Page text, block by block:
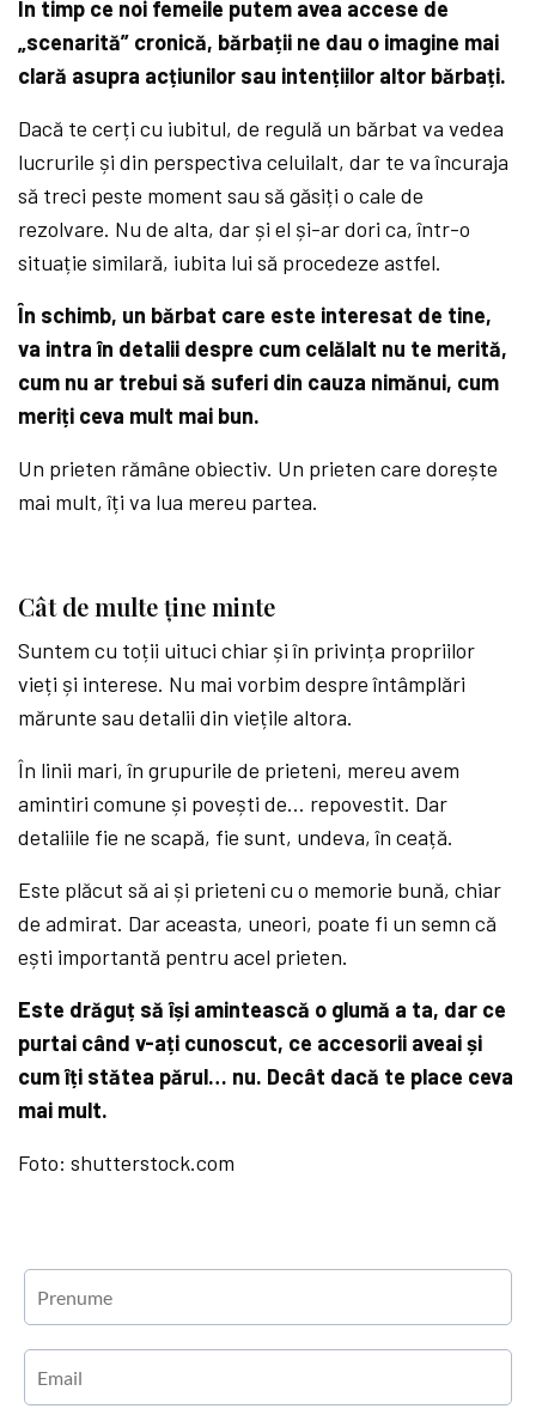
În timp ce noi femeile putem avea accese de
„scenarită” cronică, bărbații ne dau o imagine mai
clară asupra acțiunilor sau intențiilor altor bărbați.
Dacă te cerți cu iubitul, de regulă un bărbat va vedea
lucrurile și din perspectiva celuilalt, dar te va încuraja
să treci peste moment sau să găsiți o cale de
rezolvare. Nu de alta, dar și el și-ar dori ca, într-o
situație similară, iubita lui să procedeze astfel.
În schimb, un bărbat care este interesat de tine,
va intra în detalii despre cum celălalt nu te merită,
cum nu ar trebui să suferi din cauza nimănui, cum
meriți ceva mult mai bun.
Un prieten rămâne obiectiv. Un prieten care dorește
mai mult, îți va lua mereu partea.
Cât de multe ține minte
Suntem cu toții uituci chiar și în privința propriilor
vieți și interese. Nu mai vorbim despre întâmplări
mărunte sau detalii din viețile altora.
În linii mari, în grupurile de prieteni, mereu avem
amintiri comune și povești de… repovestit. Dar
detaliile fie ne scapă, fie sunt, undeva, în ceață.
Este plăcut să ai și prieteni cu o memorie bună, chiar
de admirat. Dar aceasta, uneori, poate fi un semn că
ești importantă pentru acel prieten.
Este drăguț să își amintească o glumă a ta, dar ce
purtai când v-ați cunoscut, ce accesorii aveai și
cum îți stătea părul… nu. Decât dacă te place ceva
mai mult.
Foto: shutterstock.com